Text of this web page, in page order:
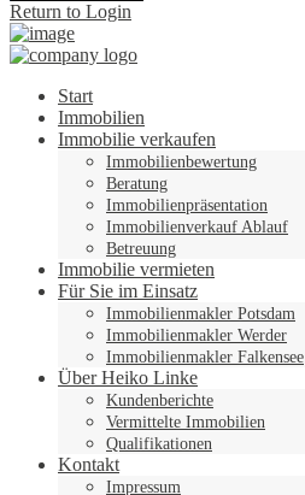
Return to Login
Start
Immobilien
Immobilie verkaufen
Immobilienbewertung
Beratung
Immobilienpräsentation
Immobilienverkauf Ablauf
Betreuung
Immobilie vermieten
Für Sie im Einsatz
Immobilienmakler Potsdam
Immobilienmakler Werder
Immobilienmakler Falkensee
Über Heiko Linke
Kundenberichte
Vermittelte Immobilien
Qualifikationen
Kontakt
Impressum